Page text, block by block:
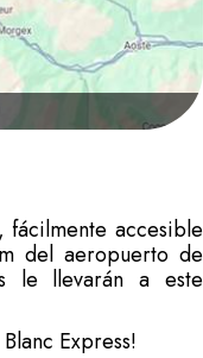
fácilmente accesible
del aeropuerto de
le llevarán a este
Express!